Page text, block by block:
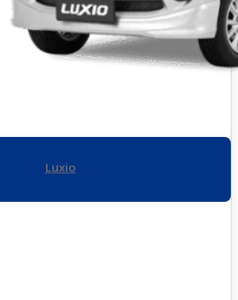
Luxio